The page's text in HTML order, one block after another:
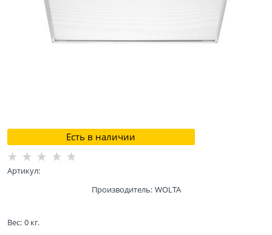
Есть в наличии
Артикул:
Производитель: WOLTA
Вес: 0 кг.